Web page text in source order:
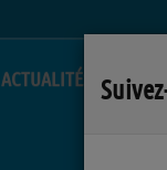
ACTUALITÉS